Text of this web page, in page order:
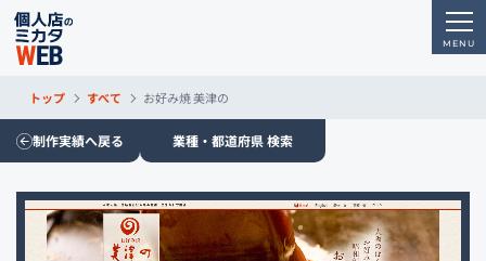
トップ すべて お好み焼 美津の
制作実績へ戻る 業種・都道府県 検索